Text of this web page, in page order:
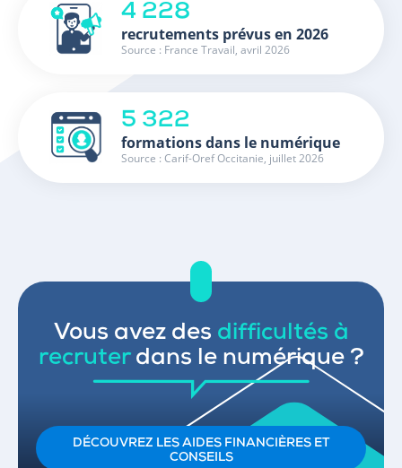
4 228
recrutements prévus en 2026
Source : France Travail, avril 2026
5 322
formations dans le numérique
Source : Carif-Oref Occitanie, juillet 2026
Vous avez des difficultés à
recruterdans le numérique ?
DÉCOUVREZ LES AIDES FINANCIÈRES ET
CONSEILS